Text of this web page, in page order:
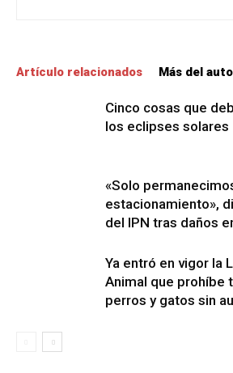
Artículo relacionados Más del
Cinco cosas que
los eclipses solares
«Solo
estacionamiento»,
del IPN tras daños
Ya entró en vigor la
Animal que prohíbe
perros y gatos sin